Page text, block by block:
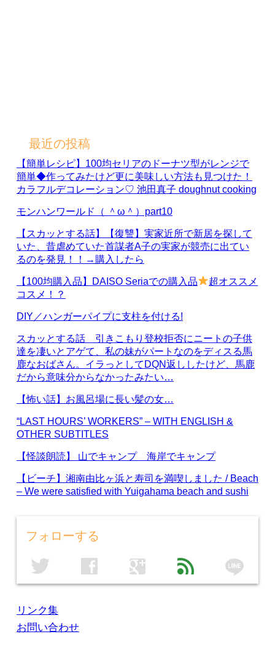
最近の投稿
【簡単レシピ】100均セリアのドーナツ型がレンジで
簡単◆作ってみたけど更に美味しい方法も見つけた！
カラフルデコレーション♡ 池田真子 doughnut cooking
モンハンワールド（ ＾ω＾）part10
【スカッとする話】【復讐】実家近所で新居を探して
いた、昔虐めていた首謀者A子の実家が競売に出てい
るのを発見！！→購入したら
【100均購入品】DAISO Seriaでの購入品
超オススメ
コスメ！？
DIY／ハンガーパイプに支柱を付ける!
スカッとする話 引きこもり登校拒否にニートの子供
達を凄いとアゲて、私の妹がパートなのをディスる馬
鹿なおばさん。イラっとしてDQN返ししたけど、馬鹿
だから意味分からなかったみたい…
【怖い話】お風呂場に長い髪の女…
“LAST HOURS’ WORKERS” – WITH ENGLISH &
OTHER SUBTITLES
【怪談朗読】 山でキャンプ 海岸でキャンプ
【ビーチ】湘南由比ヶ浜と寿司を満喫しました / Beach
– We were satisfied with Yuigahama beach and sushi
フォローする
twitter facebook google feed line
リンク集
お問い合わせ